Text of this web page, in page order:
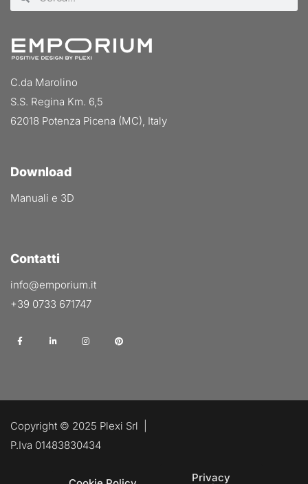
C.da Marolino
S.S. Regina Km. 6,5
62018 Potenza Picena (MC), Italy
Download
Manuali e 3D
Contatti
info@emporium.it
+39 0733 671747
Copyright © 2025 Plexi Srl |
P.Iva 01483830434
Privacy